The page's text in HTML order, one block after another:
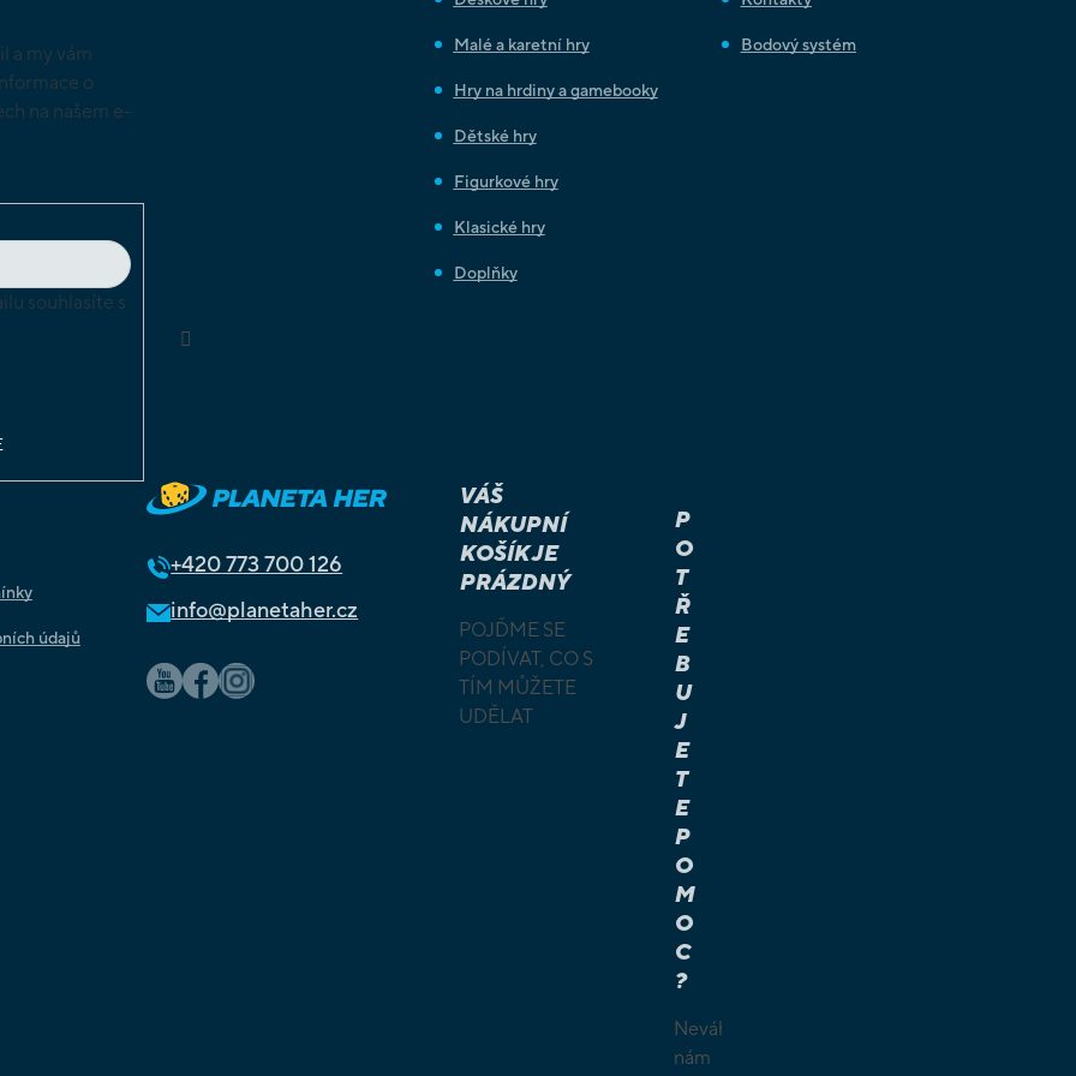
a my vám
o
na našem e-
souhlasíte s
Malé a karetní hry
Hry na hrdiny a gamebooky
Dětské hry
Figurkové hry
Klasické hry
Doplňky
Bodový systém
údajů
+420773 700 126
info@planetaher.cz
VÁŠ
NÁKUPNÍ
KOŠÍK JE
PRÁZDNÝ
POJĎME SE
PODÍVAT, CO S
TÍM MŮŽETE
UDĚLAT
P
O
T
Ř
E
B
U
J
E
T
E
P
O
M
O
C
?
Neváhejte
nám